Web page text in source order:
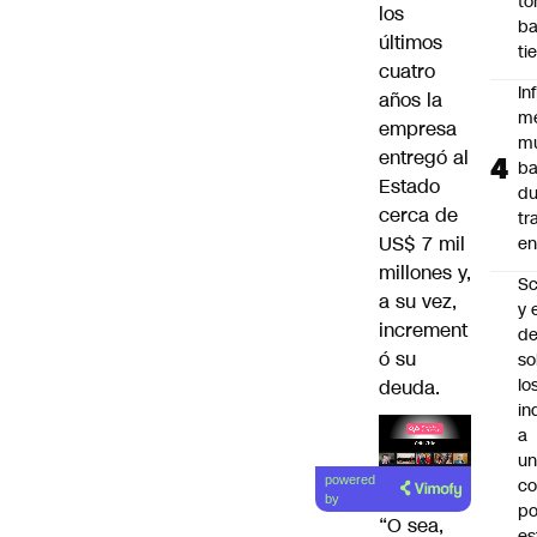
los
últimos
cuatro
años la
empresa
entregó al
Estado
cerca de
US$ 7 mil
millones y,
a su vez,
increment
ó su
deuda.
Lea el
artículo
powered
by
“O sea,
y
a